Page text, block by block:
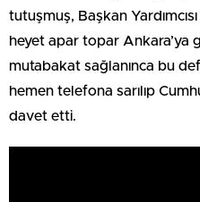
tutuşmuş, Başkan
heyet apar topar Ankara’ya
mutabakat sağlanınca bu
hemen telefona sarılıp
davet etti.